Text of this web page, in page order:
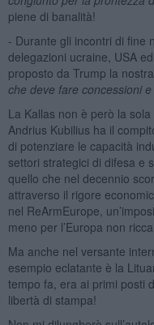
piene di banalità!
- Durante gli incontri di fine
delegazioni ucraine, USA
proposto da Trump la
che deve fare concessioni
La Kallas non è però la sola
Andrius Kubilius ha il
di potenziare le capacità
settori strategici di difesa e
quello che nel decennio
attraverso il rigore
nel ReArmEurope,
meno per l’Europa non
Ma anche nel versante
esempio eclatante è la
tempo fa, era ai primi posti
libertà di stampa!